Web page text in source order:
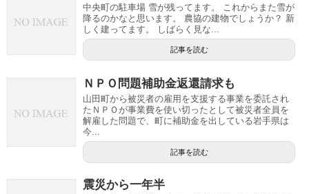
中央町の駐車場 雪が残ってます。 これからまた雪が
降るのかなと思います。 農協の建物でしょうか？ 新
しく建ってます。 しばらく見な...
記事を読む
ＮＰＯ問題補助金返還請求も
山田町から被災者の雇用を支援する事業を委託され
たＮＰＯが事業費を使い切ったとして被災者全員を
解雇した問題で、町に補助金を出している岩手県は
今...
記事を読む
震災から一年半